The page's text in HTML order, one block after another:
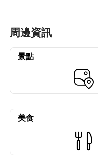
周邊資訊
景點
美食